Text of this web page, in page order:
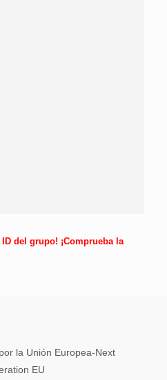
del grupo! ¡Comprueba la
la Unión Europea-Next
EU